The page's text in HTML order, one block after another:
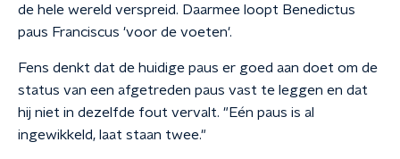
de hele wereld verspreid. Daarmee loopt Benedictus
paus Franciscus 'voor de voeten'.
Fens denkt dat de huidige paus er goed aan doet om de
status van een afgetreden paus vast te leggen en dat
hij niet in dezelfde fout vervalt. "Eén paus is al
ingewikkeld, laat staan twee."